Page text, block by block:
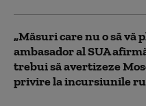
„Măsuri care nu o să vă
ambasador al SUA
trebui să avertizeze
privire la incursiunile